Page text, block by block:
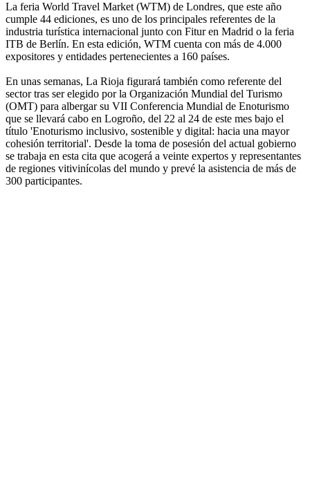
La feria World Travel Market (WTM) de Londres, que este año
cumple 44 ediciones, es uno de los principales referentes de la
industria turística internacional junto con Fitur en Madrid o la feria
ITB de Berlín. En esta edición, WTM cuenta con más de 4.000
expositores y entidades pertenecientes a 160 países.
En unas semanas, La Rioja figurará también como referente del
sector tras ser elegido por la Organización Mundial del Turismo
(OMT) para albergar su VII Conferencia Mundial de Enoturismo
que se llevará cabo en Logroño, del 22 al 24 de este mes bajo el
título 'Enoturismo inclusivo, sostenible y digital: hacia una mayor
cohesión territorial'. Desde la toma de posesión del actual gobierno
se trabaja en esta cita que acogerá a veinte expertos y representantes
de regiones vitivinícolas del mundo y prevé la asistencia de más de
300 participantes.